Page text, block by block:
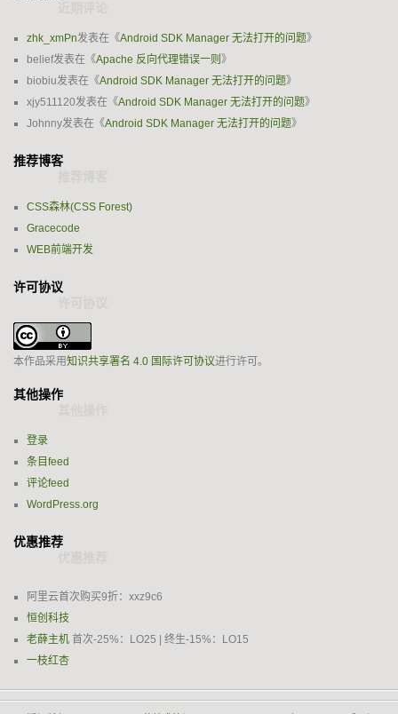
zhk_xmPn发表在《Android SDK Manager 无法打开的问题》
belief发表在《Apache 反向代理错误一则 》
biobiu发表在《Android SDK Manager 无法打开的问题》
xjy511120发表在《Android SDK Manager 无法打开的问题》
Johnny发表在《Android SDK Manager 无法打开的问题》
推荐博客
CSS森林(CSS Forest)
Gracecode
WEB前端开发
许可协议
本作品采用知识共享署名 4.0 国际许可协议进行许可。
其他操作
登录
条目feed
评论feed
WordPress.org
优惠推荐
阿里云首次购买9折：xxz9c6
恒创科技
老薛主机 首次-25%：LO25 | 终生-15%：LO15
一枝红杏